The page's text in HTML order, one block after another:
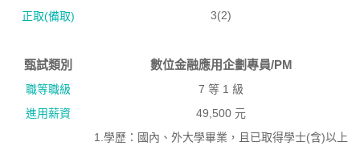
正取(備取)
3(2)
甄試類別 數位金融應用企劃專員/PM
職等職級
7 等 1 級
進用薪資
49,500 元
1.學歷：國內、外大學畢業，且已取得學士(含)以上